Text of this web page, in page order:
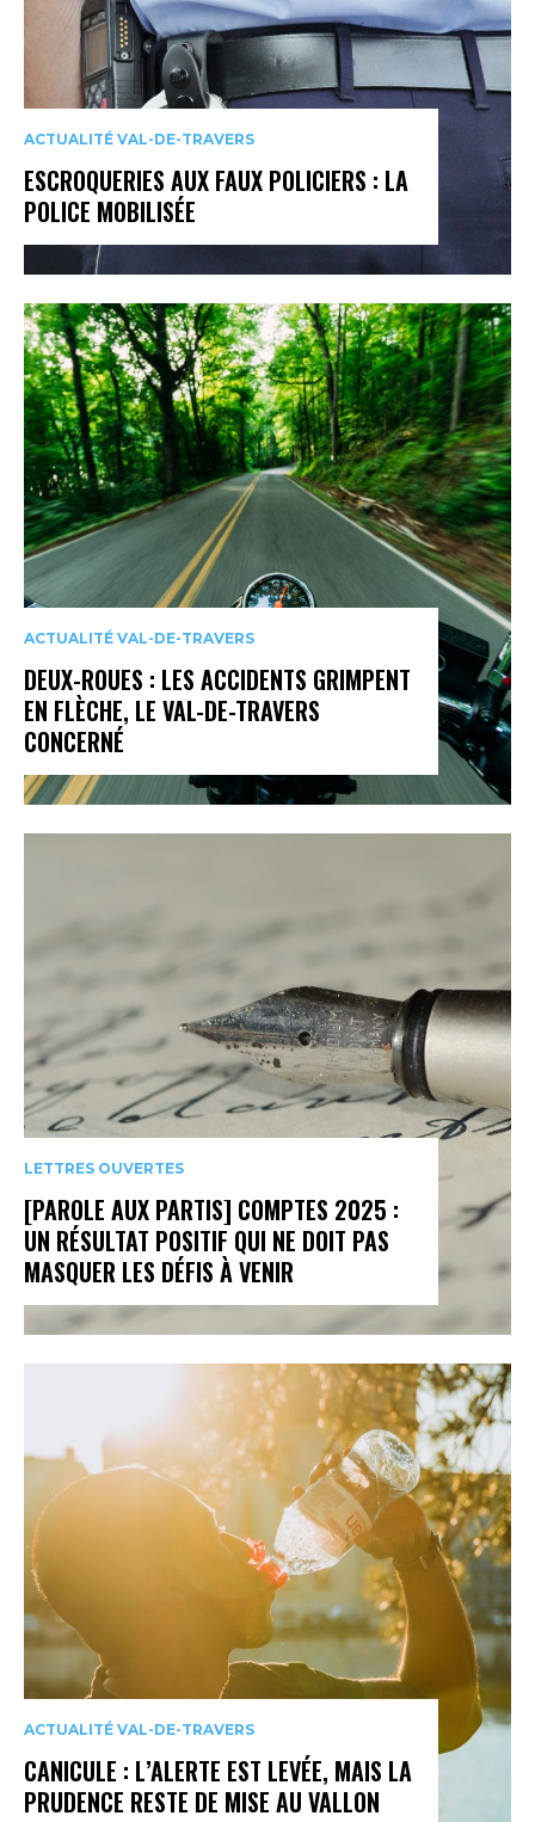
ACTUALITÉ VAL-DE-TRAVERS
ESCROQUERIES AUX FAUX POLICIERS : LA
POLICE MOBILISÉE
ACTUALITÉ VAL-DE-TRAVERS
DEUX-ROUES : LES ACCIDENTS GRIMPENT
EN FLÈCHE, LE VAL-DE-TRAVERS
CONCERNÉ
LETTRES OUVERTES
[PAROLE AUX PARTIS] COMPTES 2025 :
UN RÉSULTAT POSITIF QUI NE DOIT PAS
MASQUER LES DÉFIS À VENIR
ACTUALITÉ VAL-DE-TRAVERS
CANICULE : L’ALERTE EST LEVÉE, MAIS LA
PRUDENCE RESTE DE MISE AU VALLON